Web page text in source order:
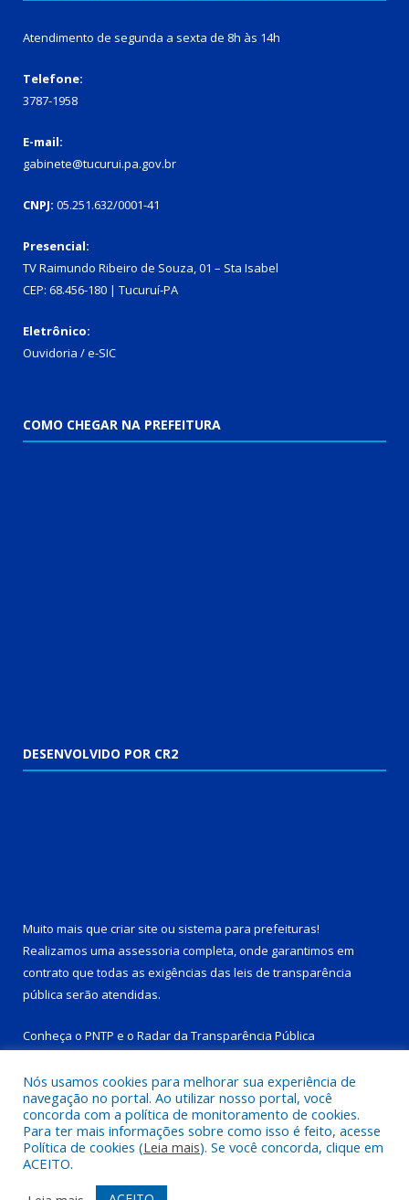
Atendimento de segunda a sexta de 8h às 14h
Telefone:
3787-1958
E-mail:
gabinete@tucurui.pa.gov.br
CNPJ: 05.251.632/0001-41
Presencial:
TV Raimundo Ribeiro de Souza, 01 – Sta Isabel
CEP: 68.456-180 | Tucuruí-PA
Eletrônico:
Ouvidoria /e-SIC
COMO CHEGAR NA PREFEITURA
DESENVOLVIDO POR CR2
Muito mais que criar site ou sistema para prefeituras!
Realizamos uma assessoria completa, onde garantimos em
contrato que todas as exigências das leis de transparência
pública serão atendidas.
Conheça o PNTP e o Radar da Transparência Pública
Todos os direitos reservados a Prefeitura Municipal de Tucuruí-
PA.
Acessar Área Administrativa
Nós usamos cookies para melhorar sua experiência de
navegação no portal. Ao utilizar nosso portal, você
concorda com a política de monitoramento de cookies.
Para ter mais informações sobre como isso é feito, acesse
Política de cookies (Leia mais). Se você concorda, clique em
ACEITO.